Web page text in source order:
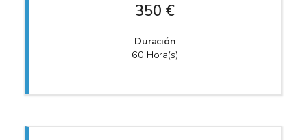
350 €
Duración
60 Hora(s)